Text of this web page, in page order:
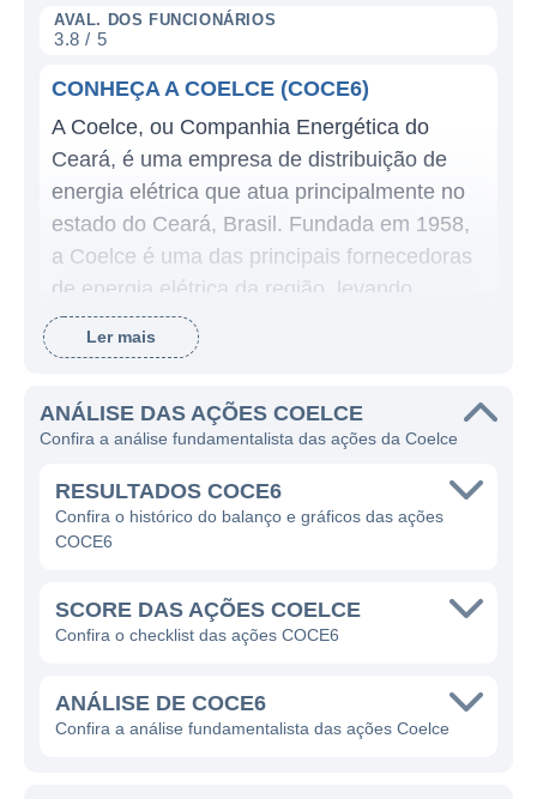
AVAL. DOS FUNCIONÁRIOS
3.8 / 5
CONHEÇA A COELCE (COCE6)
A Coelce, ou Companhia Energética do
Ceará, é uma empresa de distribuição de
energia elétrica que atua principalmente no
estado do Ceará, Brasil. Fundada em 1958,
a Coelce é uma das principais fornecedoras
de energia elétrica da região, levando
energia a milhões de consumidores em
cidades pequenas e grandes, contribuindo
do estado.
com sua missão de promover a energia
elétrica de maneira segura, sustentável e
um setor que é fundamental para o
crescimento e modernização das
responsável por garantir que a população
tenha acesso constante e confiável à
Ler mais
ANÁLISE DAS AÇÕES COELCE
Confira a análise fundamentalista das ações da Coelce
RESULTADOS COCE6
Confira o histórico do balanço e gráficos das ações
COCE6
SCORE DAS AÇÕES COELCE
Confira o checklist das ações COCE6
ANÁLISE DE COCE6
Confira a análise fundamentalista das ações Coelce